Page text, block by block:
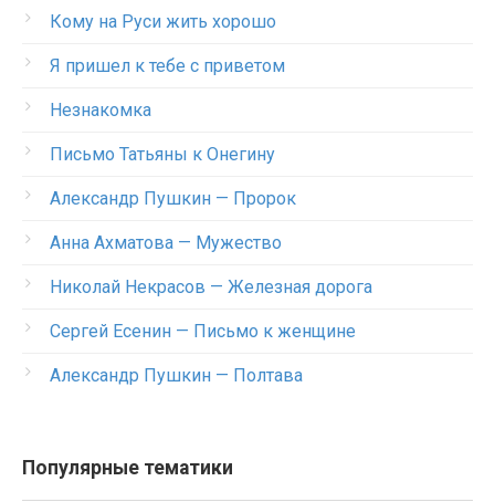
Кому на Руси жить хорошо
Я пришел к тебе с приветом
Незнакомка
Письмо Татьяны к Онегину
Александр Пушкин — Пророк
Анна Ахматова — Мужество
Николай Некрасов — Железная дорога
Сергей Есенин — Письмо к женщине
Александр Пушкин — Полтава
Популярные тематики